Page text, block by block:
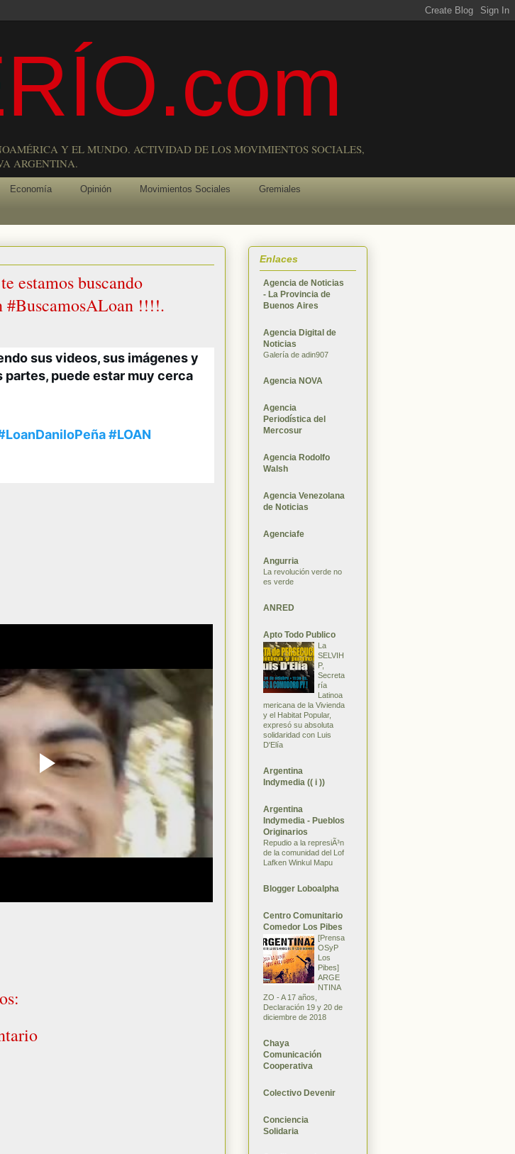
Y EL MUNDO. ACTIVIDAD DE LOS MOVIMIENTOS SOCIALES,
ARGENTINA.
Economía Opinión Movimientos Sociales Gremiales
estamos buscando
#BuscamosALoan !!!!.
sus videos, sus imágenes y
partes, puede estar muy cerca
#LOAN
Enlaces
Agencia de Noticias
- La Provincia de
Buenos Aires
Agencia Digital de
Noticias
Galería de adin907
Agencia NOVA
Agencia
Periodística del
Mercosur
Agencia Rodolfo
Walsh
Agencia Venezolana
de Noticias
Agenciafe
Angurria
La revolución verde no
es verde
ANRED
Apto Todo Publico
La
SELVIH
P,
Secreta
ría
Latinoa
mericana de la Vivienda
y el Habitat Popular,
expresó su absoluta
solidaridad con Luis
D'Elía
Argentina
Indymedia (( i ))
Argentina
Indymedia - Pueblos
Originarios
Repudio a la represiÃ³n
de la comunidad del Lof
Lafken Winkul Mapu
Blogger Loboalpha
Centro Comunitario
Comedor Los Pibes
[Prensa
OSyP
Los
Pibes]
ARGE
NTINA
ZO - A 17 años,
Declaración 19 y 20 de
diciembre de 2018
Chaya
Comunicación
Cooperativa
Colectivo Devenir
Conciencia
Solidaria